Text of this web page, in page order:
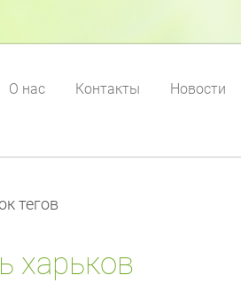
О нас Контакты Новости
тегов
харьков